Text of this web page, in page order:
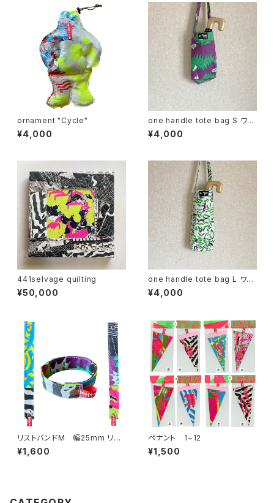
ornament "Cycle"
¥4,000
one handle tote bag S ワン
ハンドル トートバッグ t
¥4,000
441selvage quilting
¥50,000
one handle tote bag L ワン
ハンドル トートバッグ f
¥4,000
リストバンドM 幅25mm リバ
ーシブル
¥1,600
ペナント 1~12
¥1,500